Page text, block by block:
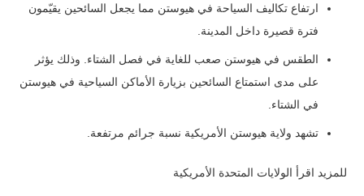
ارتفاع تكاليف السياحة في هيوستن مما يجعل السائحين يقيّمون
فترة قصيرة داخل المدينة.
الطقس في هيوستن صعب للغاية في فصل الشتاء. وذلك يؤثر
على مدى استمتاع السائحين بزيارة الأماكن السياحية في هيوستن
في الشتاء.
تشهد ولاية هيوستن الأمريكية نسبة جرائم مرتفعة.
للمزيد اقرأ الولايات المتحدة الأمريكية